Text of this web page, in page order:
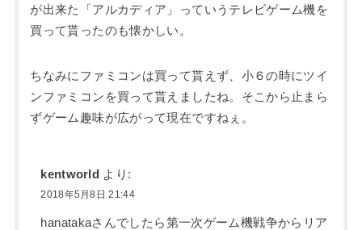
が出来た「アルカディア」っていうテレビゲーム機を
買って貰ったのも懐かしい。
ちなみにファミコンは買って貰えず、小６の時にツイ
ンファミコンを買って貰えましたね。そこから止まら
ずゲーム趣味が広がって現在ですねぇ。
kentworld より:
2018年5月8日 21:44
hanatakaさんでしたら第一次ゲーム機戦争からリア